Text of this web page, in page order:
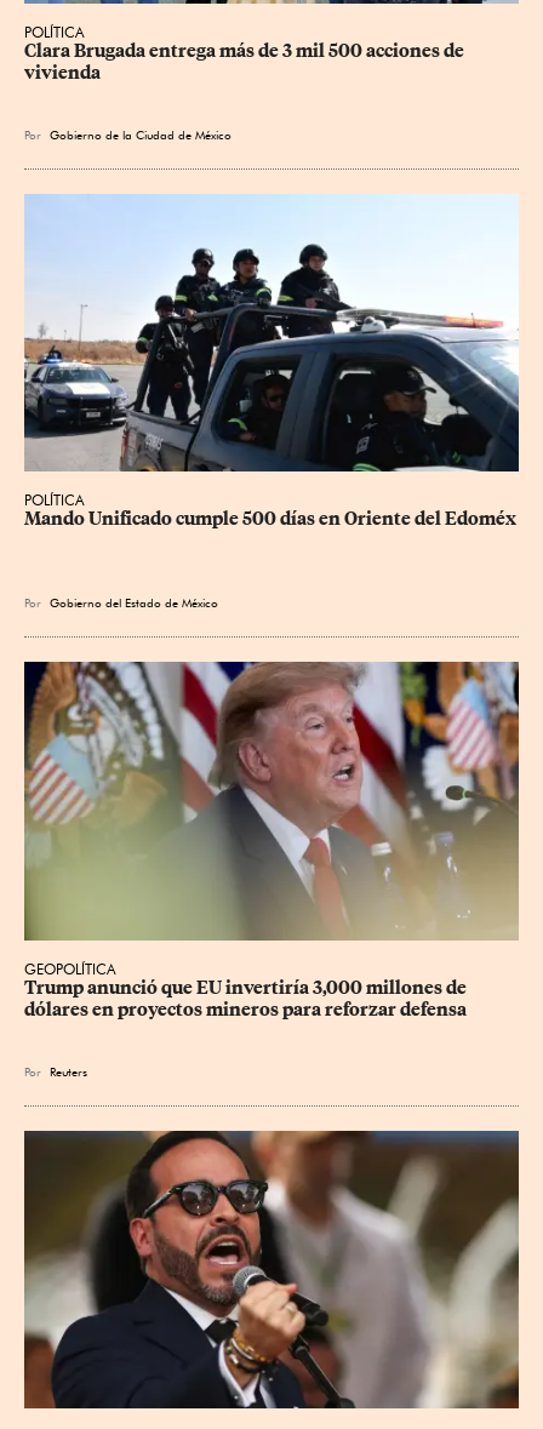
POLÍTICA
Clara Brugada entrega más de 3 mil 500 acciones de
vivienda
Por Gobierno de la Ciudad de México
POLÍTICA
Mando Unificado cumple 500 días en Oriente del Edoméx
Por Gobierno del Estado de México
GEOPOLÍTICA
Trump anunció que EU invertiría 3,000 millones de
dólares en proyectos mineros para reforzar defensa
Por Reuters